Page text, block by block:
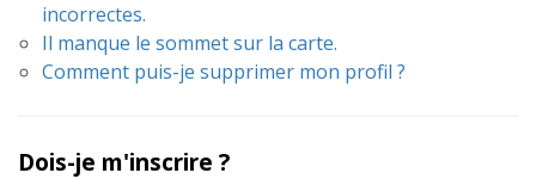
incorrectes.
Il manque le sommet sur la carte.
Comment puis-je supprimer mon profil ?
Dois-je m'inscrire ?